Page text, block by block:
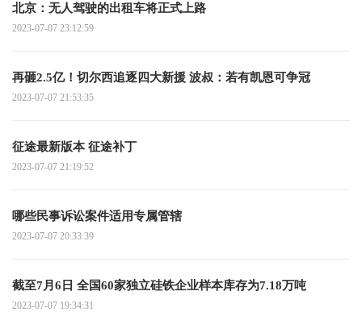
北京：无人驾驶的出租车将正式上路
2023-07-07 23:12:59
再砸2.5亿！切尔西追逐四大新援 波叔：若有凯恩可争冠
2023-07-07 21:53:35
征途最新版本 征途补丁
2023-07-07 21:19:52
哪些民事诉讼案件适用专属管辖
2023-07-07 20:33:39
截至7月6日 全国60家独立硅铁企业样本库存为7.18万吨
2023-07-07 19:34:31